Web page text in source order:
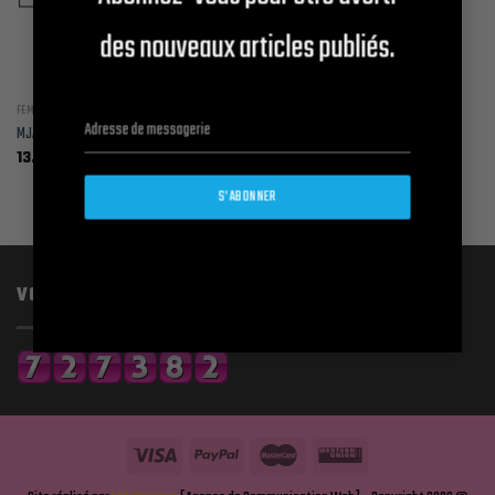
des nouveaux articles publiés.
S’ABONNER
FEMME
MJA PRÉPARATIONS CLASSIQUES
13.50
129.00€Plage
de
à
VOUS ÊTES LE